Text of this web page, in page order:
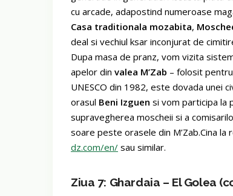
cu arcade, adapostind numeroase
Casa traditionala mozabita,
deal si vechiul ksar inconjurat de
Dupa masa de pranz, vom vizita
apelor din valea M’Zab – folosit
UNESCO din 1982, este dovada unei
orasul Beni Izguen si vom participa la
supravegherea moscheii si a
soare peste orasele din M’Zab.Cina
dz.com/en/ sau similar.
Ziua 7: Ghardaia – El Golea